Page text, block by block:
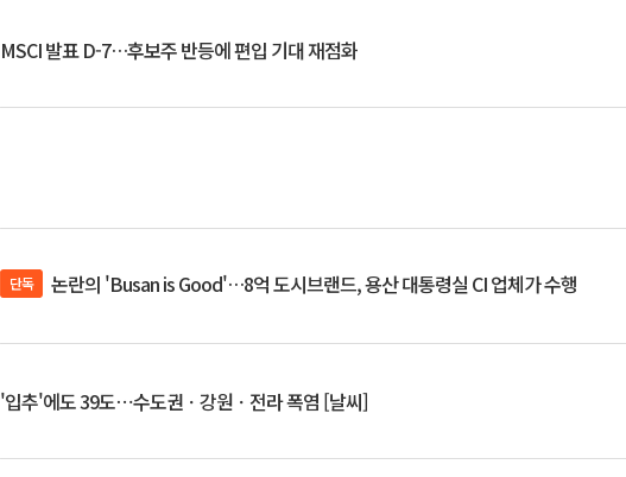
MSCI 발표 D-7…후보주 반등에 편입 기대 재점화
단독 논란의 'Busan is Good'…8억 도시브랜드, 용산 대통령실 CI 업체가 수행
'입추'에도 39도⋯수도권ㆍ강원ㆍ전라 폭염 [날씨]